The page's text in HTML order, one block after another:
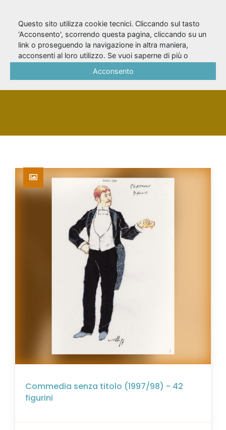
Viotti, Andrea
PERSONA
Commedia senza titolo (1997/98) - 42
figurini
Questo sito utilizza cookie tecnici. Cliccando sul tasto
'Acconsento', scorrendo questa pagina, cliccando su un
link o proseguendo la navigazione in altra maniera,
acconsenti al loro utilizzo. Se vuoi saperne di più o
Acconsento